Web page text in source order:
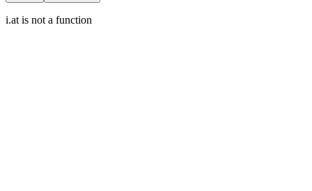
i.at is not a function